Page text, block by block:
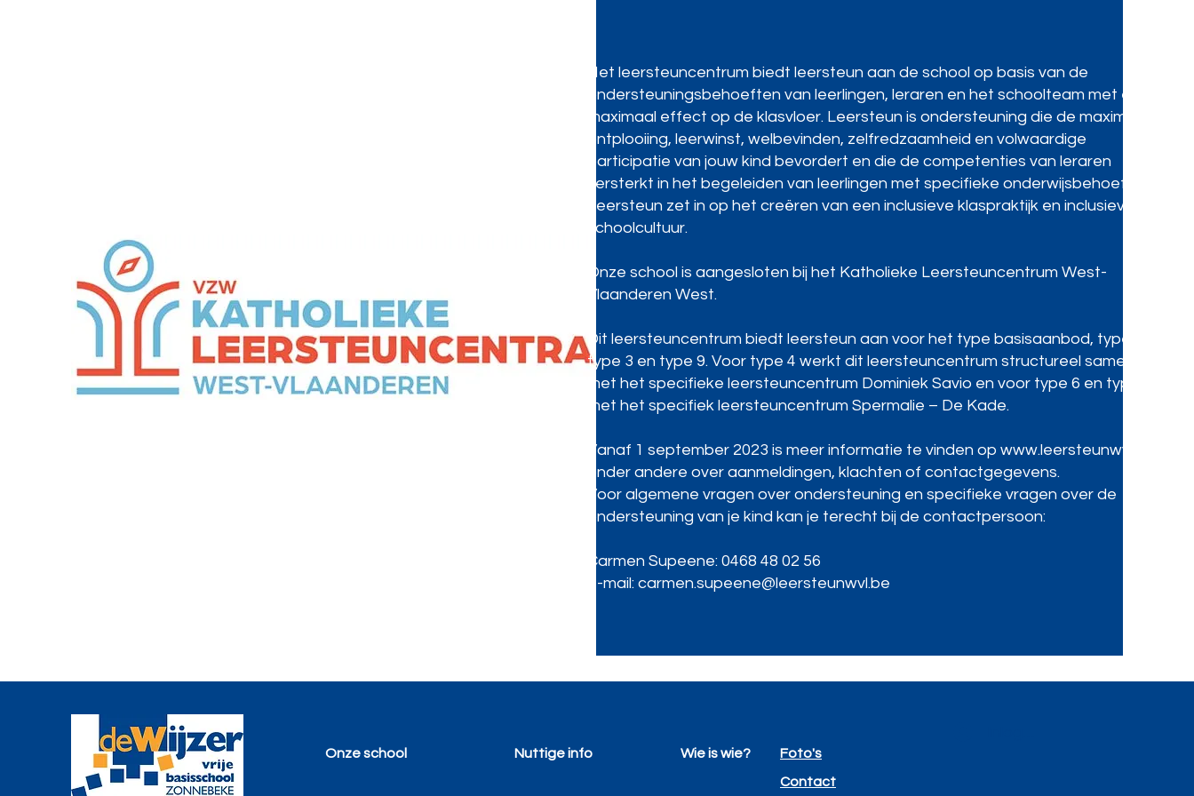
Het leersteuncentrum biedt leersteun aan de school op basis van de
ondersteuningsbehoeften van leerlingen, leraren en het schoolteam met een
maximaal effect op de klasvloer. Leersteun is ondersteuning die de maximale
ontplooiing, leerwinst, welbevinden, zelfredzaamheid en volwaardige
participatie van jouw kind bevordert en die de competenties van leraren
versterkt in het begeleiden van leerlingen met specifieke onderwijsbehoeften.
Leersteun zet in op het creëren van een inclusieve klaspraktijk en inclusieve
schoolcultuur.
Onze school is aangesloten bij het Katholieke Leersteuncentrum West-
Vlaanderen West.
Dit leersteuncentrum biedt leersteun aan voor het type basisaanbod, type 2,
type 3 en type 9. Voor type 4 werkt dit leersteuncentrum structureel samen
met het specifieke leersteuncentrum Dominiek Savio en voor type 6 en type 7
met het specifiek leersteuncentrum Spermalie – De Kade.
Vanaf 1 september 2023 is meer informatie te vinden op www.leersteunwvl.be
onder andere over aanmeldingen, klachten of contactgegevens.
Voor algemene vragen over ondersteuning en specifieke vragen over de
ondersteuning van je kind kan je terecht bij de contactpersoon:
Carmen Supeene: 0468 48 02 56
e-mail: carmen.supeene@leersteunwvl.be
Onze school Nuttige info Wie is wie?
Foto's
Contact